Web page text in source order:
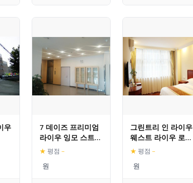
우
7 데이즈 프리미엄
라이우 잉모 스트리
트 브랜치
★ 평점 –
그린트리 인 라이우
웨스트 라이우 로드
익스프레스 호텔
★ 평점 –